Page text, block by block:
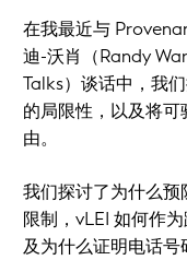
在我最近与
迪-沃肖（Randy
Talks）谈话中，我
的局限性，以及将
由。
我们探讨了为什么
限制，vLEI 如何作
及为什么证明电话